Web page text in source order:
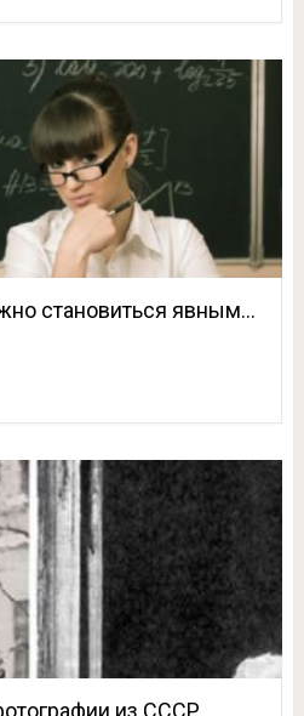
становиться явным…
из СССР,